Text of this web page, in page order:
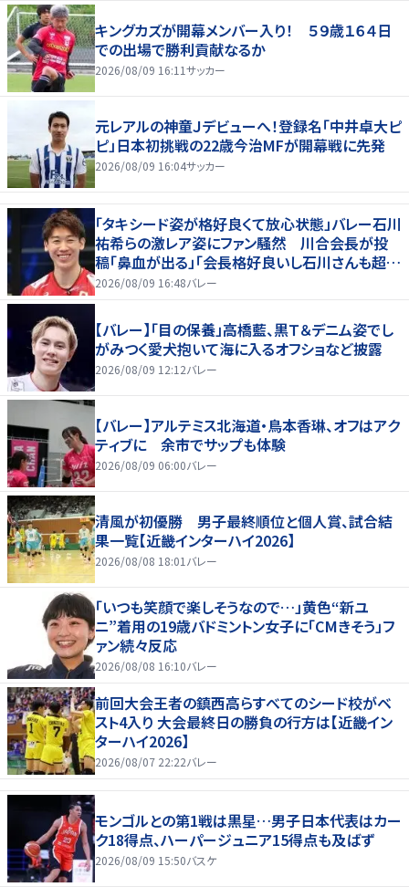
キングカズが開幕メンバー入り！ ５９歳１６４日
での出場で勝利貢献なるか
2026/08/09 16:11サッカー
元レアルの神童Ｊデビューへ！登録名「中井卓大ピ
ピ」日本初挑戦の22歳今治MFが開幕戦に先発
2026/08/09 16:04サッカー
「タキシード姿が格好良くて放心状態」バレー石川
祐希らの激レア姿にファン騒然 川合会長が投
稿「鼻血が出る」「会長格好良いし石川さんも超格
好いい」
2026/08/09 16:48バレー
【バレー】「目の保養」高橋藍、黒Ｔ＆デニム姿でし
がみつく愛犬抱いて海に入るオフショなど披露
2026/08/09 12:12バレー
【バレー】アルテミス北海道・鳥本香琳、オフはアク
ティブに 余市でサップも体験
2026/08/09 06:00バレー
清風が初優勝 男子最終順位と個人賞、試合結
果一覧【近畿インターハイ2026】
2026/08/08 18:01 バレー
「いつも笑顔で楽しそうなので…」黄色“新ユ
ニ”着用の19歳バドミントン女子に「CMきそう」フ
ァン続々反応
2026/08/08 16:10バレー
前回大会王者の鎮西高らすべてのシード校がベ
スト4入り 大会最終日の勝負の行方は【近畿イン
ターハイ2026】
2026/08/07 22:22バレー
モンゴルとの第1戦は黒星…男子日本代表はカー
ク18得点、ハーパージュニア15得点も及ばず
2026/08/09 15:50バスケ